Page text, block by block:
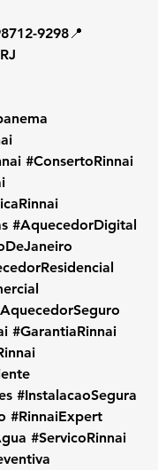
9298📍
#ConsertoRinnai
#AquecedorDigital
#GarantiaRinnai
#InstalacaoSegura
#RinnaiExpert
#ServicoRinnai